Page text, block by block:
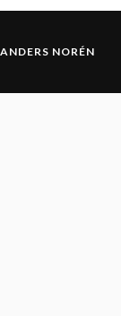
ANDERS NORÉN